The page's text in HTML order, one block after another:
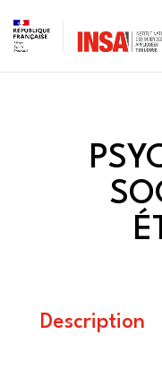
to
content
Description